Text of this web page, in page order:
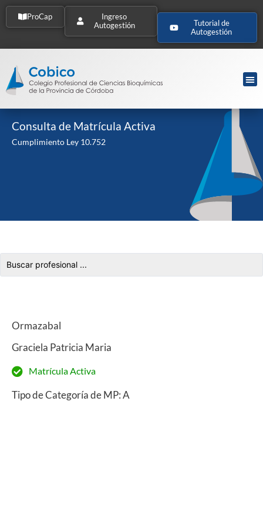
ProCap
Ingreso
Autogestión
Tutorial de
Autogestión
Consulta de Matrícula Activa
Cumplimiento Ley 10.752
Ormazabal
Graciela Patricia Maria
Matrícula Activa
Tipo de Categoría de MP: A